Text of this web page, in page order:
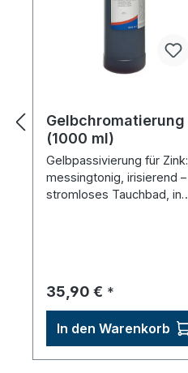
Gelbchromatierung
(1000 ml)
Gelbpassivierung für Zink:
messingtonig, irisierend –
stromloses Tauchbad, in
Regulärer Preis:
35,90 € *
In den Warenkorb